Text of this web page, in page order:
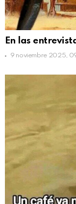
En las
9 noviembre 2025,